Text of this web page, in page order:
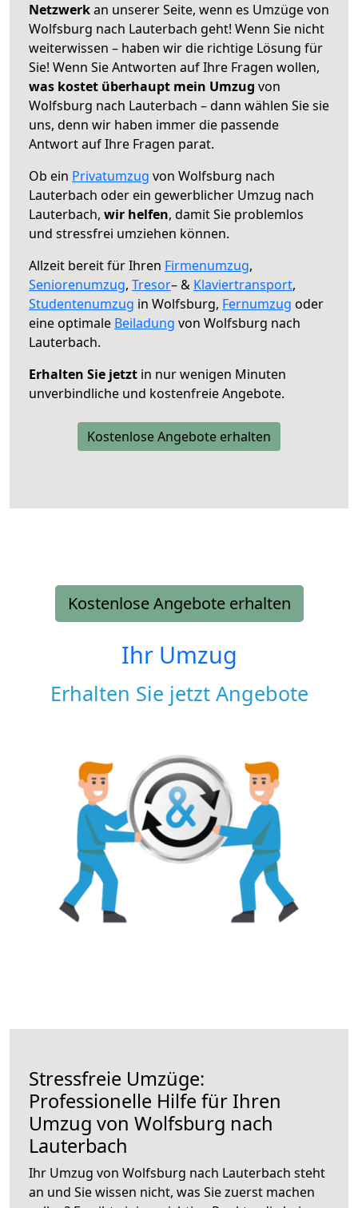
Netzwerkan unserer Seite, wenn es Umzüge von
Wolfsburg nach Lauterbach geht! Wenn Sie nicht
weiterwissen – haben wir die richtige Lösung für
Sie! Wenn Sie Antworten auf Ihre Fragen wollen,
was kostet überhaupt mein Umzug von
Wolfsburg nach Lauterbach – dann wählen Sie sie
uns, denn wir haben immer die passende
Antwort auf Ihre Fragen parat.
Ob ein Privatumzug von Wolfsburg nach
Lauterbach oder ein gewerblicher Umzug nach
Lauterbach, wir helfen, damit Sie problemlos
und stressfrei umziehen können.
Allzeit bereit für Ihren Firmenumzug,
Seniorenumzug, Tresor– & Klaviertransport,
Studentenumzug in Wolfsburg, Fernumzug oder
eine optimale Beiladung von Wolfsburg nach
Lauterbach.
Erhalten Sie jetzt in nur wenigen Minuten
unverbindliche und kostenfreie Angebote.
Kostenlose Angebote erhalten
Kostenlose Angebote erhalten
Ihr Umzug
Erhalten Sie jetzt Angebote
Stressfreie Umzüge:
Professionelle Hilfe für Ihren
Umzug von Wolfsburg nach
Lauterbach
Ihr Umzug von Wolfsburg nach Lauterbach steht
an und Sie wissen nicht, was Sie zuerst machen